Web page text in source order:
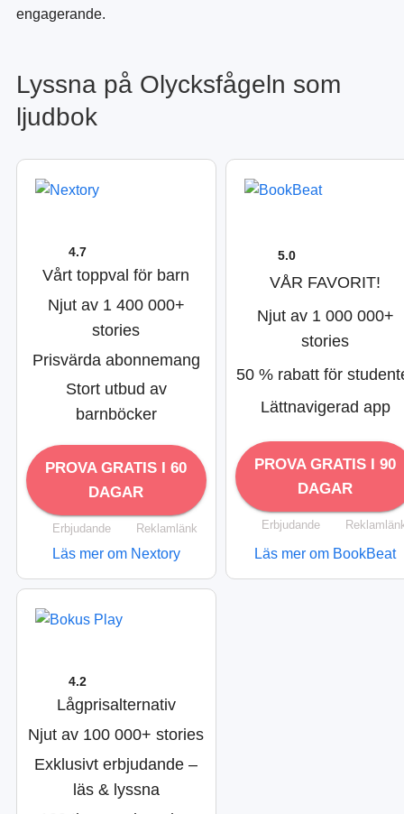
engagerande.
Lyssna på Olycksfågeln som
ljudbok
4.7
Vårt toppval för barn
Njut av 1 400 000+
stories
Prisvärda abonnemang
Stort utbud av
barnböcker
PROVA GRATIS I 60
DAGAR
Erbjudande Reklamlänk
Läs mer om Nextory
5.0
VÅR FAVORIT!
Njut av 1 000 000+
stories
50 % rabatt för
Lättnavigerad app
PROVA GRATIS I 90
DAGAR
Erbjudande
Läs mer om BookBeat
4.2
Lågprisalternativ
Njut av 100 000+ stories
Exklusivt erbjudande –
läs & lyssna